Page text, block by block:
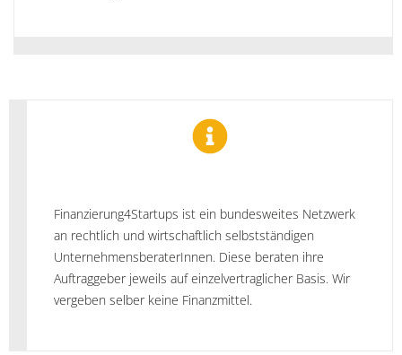
Finanzierung4Startups ist ein bundesweites Netzwerk
an rechtlich und wirtschaftlich selbstständigen
UnternehmensberaterInnen. Diese beraten ihre
Auftraggeber jeweils auf einzelvertraglicher Basis. Wir
vergeben selber keine Finanzmittel.